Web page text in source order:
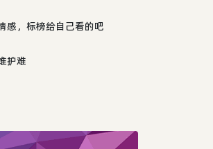
感，标榜给自己看的吧
护难